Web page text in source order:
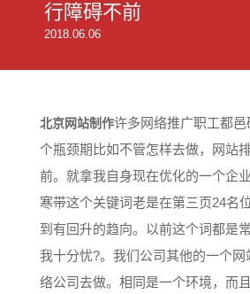
行障碍不前
2018.06.06
北京网站制作许多网络推广职工都
个瓶颈期比如不管怎样去做，网站
前。就拿我自身现在优化的一个企
寒带这个关键词老是在第三页24名
到有回升的趋向。以前这个词都是
我十分忧?。我们公司其他的一个网
络公司去做。相同是一个环境，而